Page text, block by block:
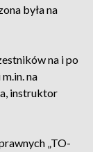
była na
na i po
na
instruktor
„TO-